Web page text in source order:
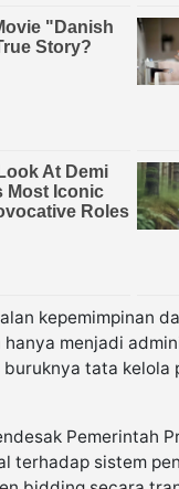
kepemimpinan
menjadi
tata kelola
Pemerintah
terhadap sistem